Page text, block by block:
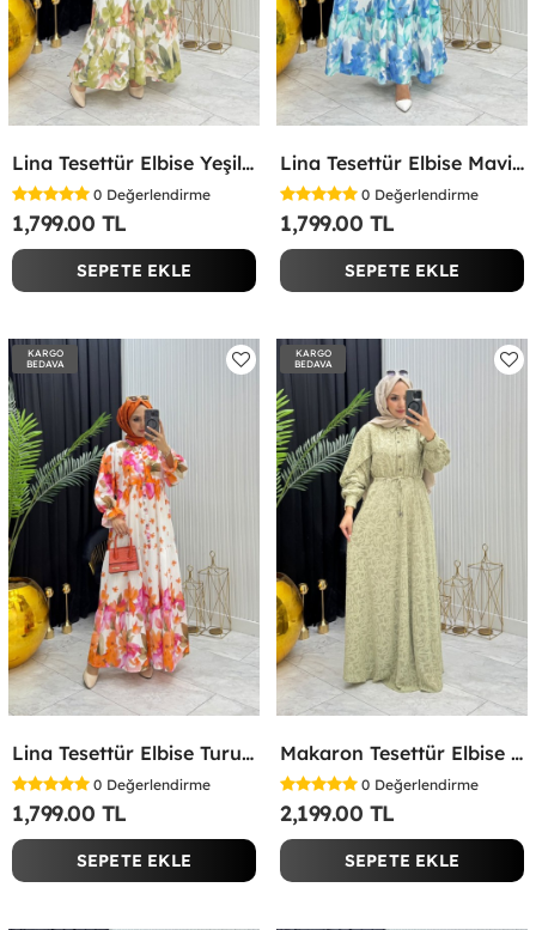
Lina Tesettür Elbise Yeşil Yeşil
0 Değerlendirme
1,799.00 TL
SEPETE EKLE
Lina Tesettür Elbise Mavi Mavi
0 Değerlendirme
1,799.00 TL
SEPETE EKLE
KARGO
BEDAVA
Lina Tesettür Elbise Turuncu Turuncu
0 Değerlendirme
1,799.00 TL
SEPETE EKLE
KARGO
BEDAVA
Makaron Tesettür Elbise Yeşil Yeşil
0 Değerlendirme
2,199.00 TL
SEPETE EKLE